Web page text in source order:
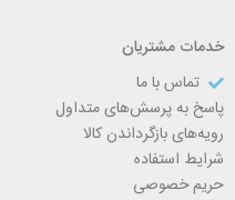
خدمات مشتریان
تماس با ما
پاسخ به پرسش‌های متداول
رویه‌های بازگرداندن کالا
شرایط استفاده
حریم خصوصی